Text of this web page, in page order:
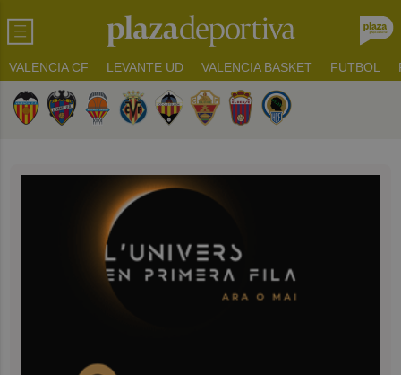
VALENCIA CF LEVANTE UD VALENCIA BASKET FUTBOL